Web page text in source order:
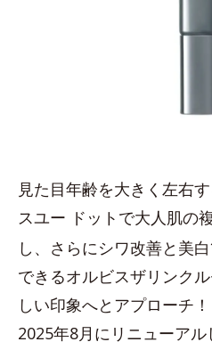
見た目年齢を大きく左右
スユー ドットで大人肌の
し、さらにシワ改善と美
できるオルビスザリンク
しい印象へとアプローチ！
2025年8月にリニューア